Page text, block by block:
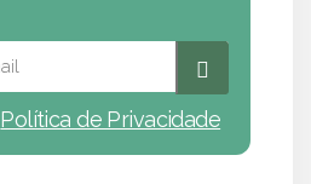
Política de Privacidade